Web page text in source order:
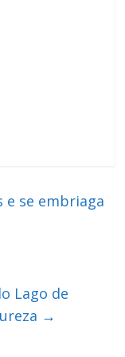
e se embriaga
Lago de
→